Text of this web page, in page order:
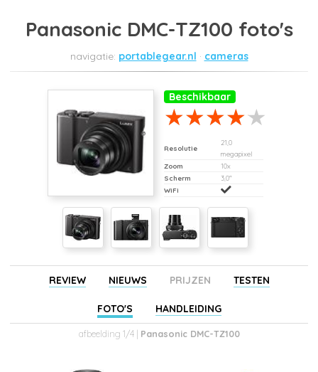
Panasonic DMC-TZ100 foto's
portablegear.nl cameras
Beschikbaar
Resolutie
21,0
megapixel
Zoom
10x
Scherm
3,0"
WiFi
REVIEW NIEUWS PRIJZEN TESTEN
FOTO'S HANDLEIDING
afbeelding 1/4 | Panasonic DMC-TZ100